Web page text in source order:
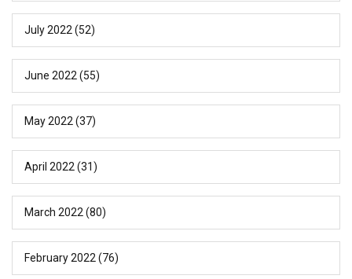
July 2022 (52)
June 2022 (55)
May 2022 (37)
April 2022 (31)
March 2022 (80)
February 2022 (76)